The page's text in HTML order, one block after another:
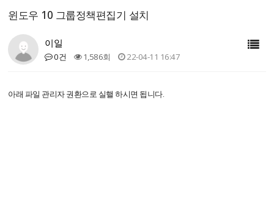
윈도우 10 그룹정책편집기 설치
이일
0건 1,586회 22-04-11 16:47
아래 파일 관리자 권환으로 실핼 하시면 됩니다.